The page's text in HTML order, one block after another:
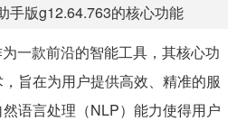
手版g12.64.763的核心功能
一款前沿的智能工具，其核心功
旨在为用户提供高效、精准的服
语言处理（NLP）能力使得用户